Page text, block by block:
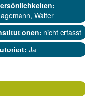
Walter
nicht erfasst
Ja